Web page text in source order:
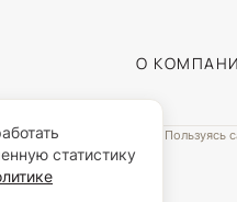
О
Пользуясь
статистику